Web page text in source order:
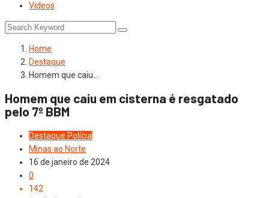
Videos
Home
Destaque
Homem que caiu…
Homem que caiu em cisterna é resgatado
pelo 7º BBM
Destaque Polícia
Minas ao Norte
16 de janeiro de 2024
0
142